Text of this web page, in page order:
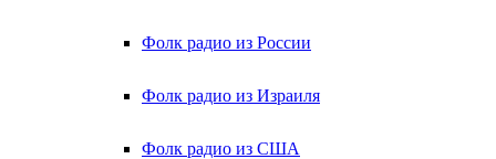
Фолк радио из России
Фолк радио из Израиля
Фолк радио из США